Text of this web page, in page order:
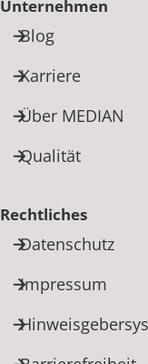
Unternehmen
Blog
Karriere
Über MEDIAN
Qualität
Rechtliches
Datenschutz
Impressum